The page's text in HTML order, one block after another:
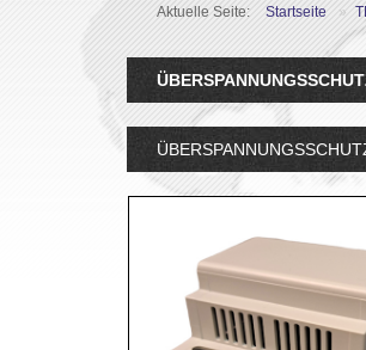
Aktuelle Seite: Startseite »